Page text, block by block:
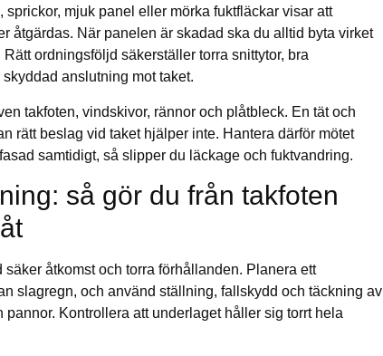
sprickor, mjuk panel eller mörka fuktfläckar visar att
åtgärdas. När panelen är skadad ska du alltid byta virket
Rätt ordningsföljd säkerställer torra snittytor, bra
anslutning mot taket.
takfoten, vindskivor, rännor och plåtbleck. En tät och
rätt beslag vid taket hjälper inte. Hantera därför mötet
samtidigt, så slipper du läckage och fuktvandring.
så gör du från takfoten
säker åtkomst och torra förhållanden. Planera ett
slagregn, och använd ställning, fallskydd och täckning av
pannor. Kontrollera att underlaget håller sig torrt hela